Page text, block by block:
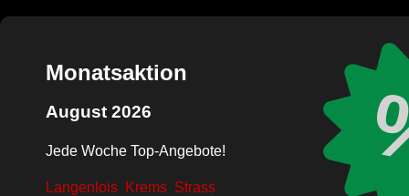
Monatsaktion
August 2026
Jede Woche Top-Angebote!
Langenlois Krems Strass